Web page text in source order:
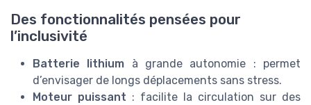
Des fonctionnalités pensées pour
l’inclusivité
Batterie lithium à grande autonomie : permet
d’envisager de longs déplacements sans stress.
Moteur puissant : facilite la circulation sur des